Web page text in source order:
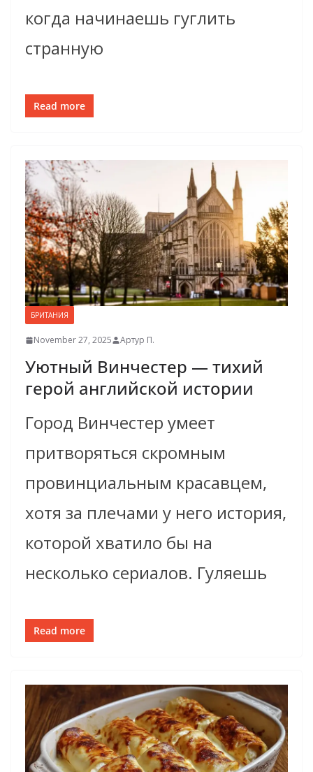
когда начинаешь гуглить
странную
Read more
БРИТАНИЯ
November 27, 2025 Артур П.
Уютный Винчестер — тихий
герой английской истории
Город Винчестер умеет
притворяться скромным
провинциальным красавцем,
хотя за плечами у него история,
которой хватило бы на
несколько сериалов. Гуляешь
Read more